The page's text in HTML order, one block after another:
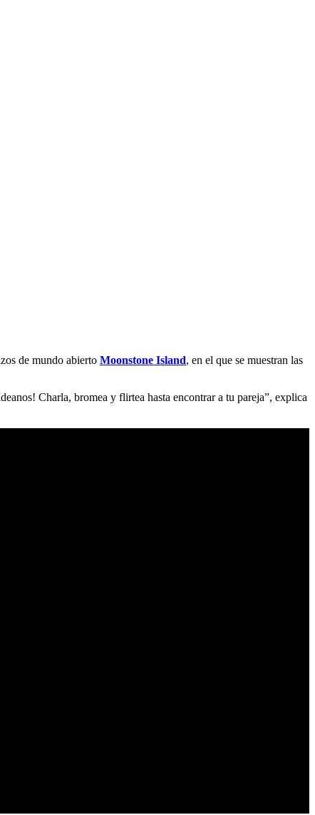
de mundo abierto Moonstone Island, en el que se muestran las
Charla, bromea y flirtea hasta encontrar a tu pareja”, explica